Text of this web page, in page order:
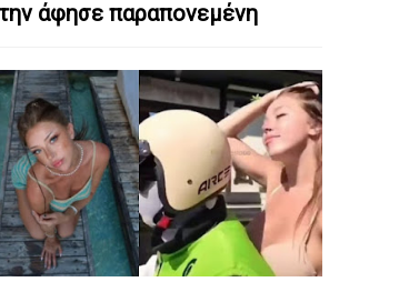
άφησε παραπονεμένη